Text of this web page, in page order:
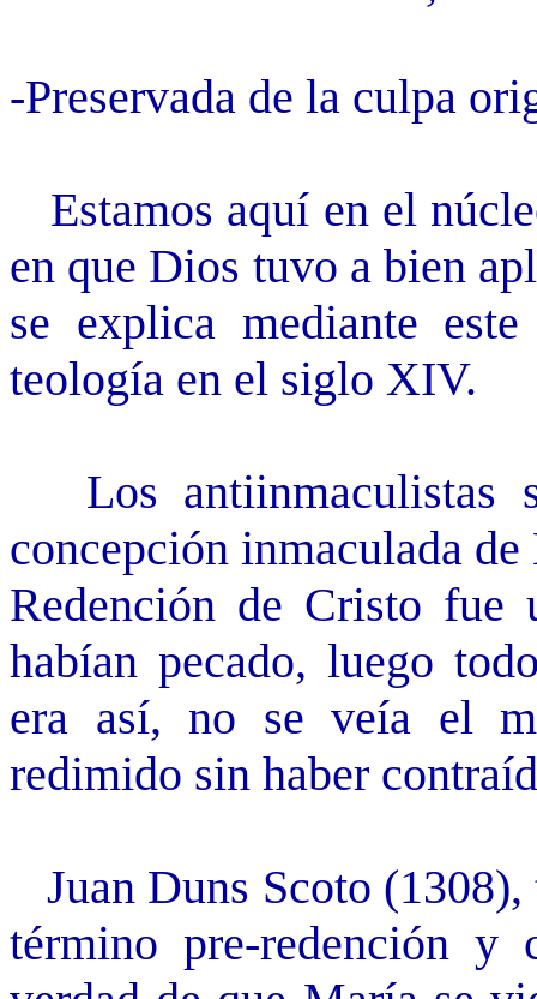
-Preservada de la culpa
Estamos aquí en el
en que Dios tuvo a bien
se explica mediante
teología en el siglo XIV.
Los antiinmaculistas
concepción inmaculada
Redención de Cristo fue
habían pecado, luego
era así, no se veía el
redimido sin haber
Juan Duns Scoto
término pre-redención y